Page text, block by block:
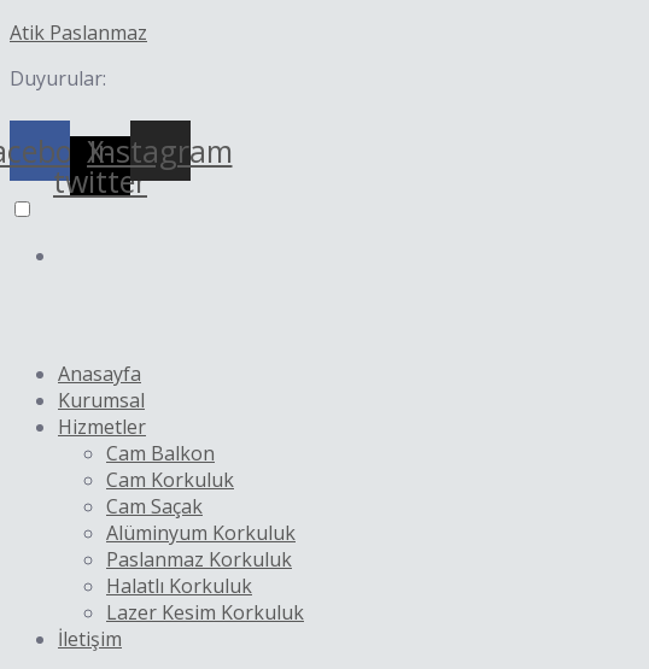
atla
Atik Paslanmaz
Duyurular:
X-
twitter
Instagram
Anasayfa
Kurumsal
Hizmetler
Cam Balkon
Cam Korkuluk
Cam Saçak
Alüminyum Korkuluk
Paslanmaz Korkuluk
Halatlı Korkuluk
Lazer Kesim Korkuluk
İletişim
dolaşımı